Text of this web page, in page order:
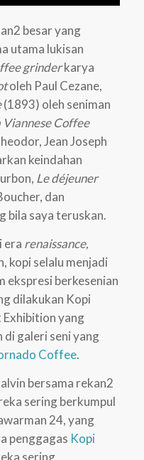
besar yang
utama lukisan
grinderkarya
oleh Paul Cezane,
(1893) oleh seniman
Viannese Coffee
Jean Joseph
keindahan
Le déjeuner
dan
bila saya teruskan.
era renaissance,
kopi selalu menjadi
ekspresi berkesenian
dilakukan Kopi
yang
di galeri seni yang
Coffee.
bersama rekan2
sering berkumpul
24, yang
penggagas Kopi